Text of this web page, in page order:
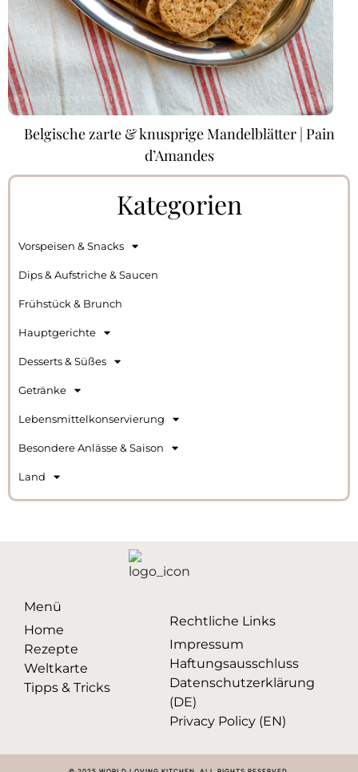
Belgische zarte & knusprige Mandelblätter | Pain
d’Amandes
Kategorien
Vorspeisen & Snacks
Dips & Aufstriche & Saucen
Frühstück & Brunch
Hauptgerichte
Desserts & Süßes
Getränke
Lebensmittelkonservierung
Besondere Anlässe & Saison
Land
Menü
Home
Rezepte
Weltkarte
Tipps & Tricks
Rechtliche Links
Impressum
Haftungsausschluss
Datenschutzerklärung
(DE)
Privacy Policy (EN)